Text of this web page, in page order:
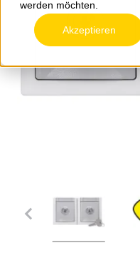
werden möchten.
Akzeptieren